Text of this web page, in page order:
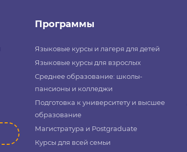
Программы
Языковые курсы и лагеря для детей
Языковые курсы для взрослых
Среднее образование: школы-
пансионы и колледжи
Подготовка к университету и высшее
образование
Магистратура и Postgraduate
Курсы для всей семьи